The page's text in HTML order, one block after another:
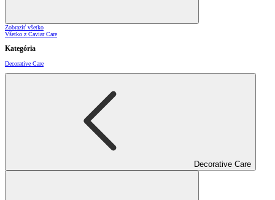
Zobraziť všetko
Všetko z Caviar Care
Kategória
Decorative Care
Decorative Care